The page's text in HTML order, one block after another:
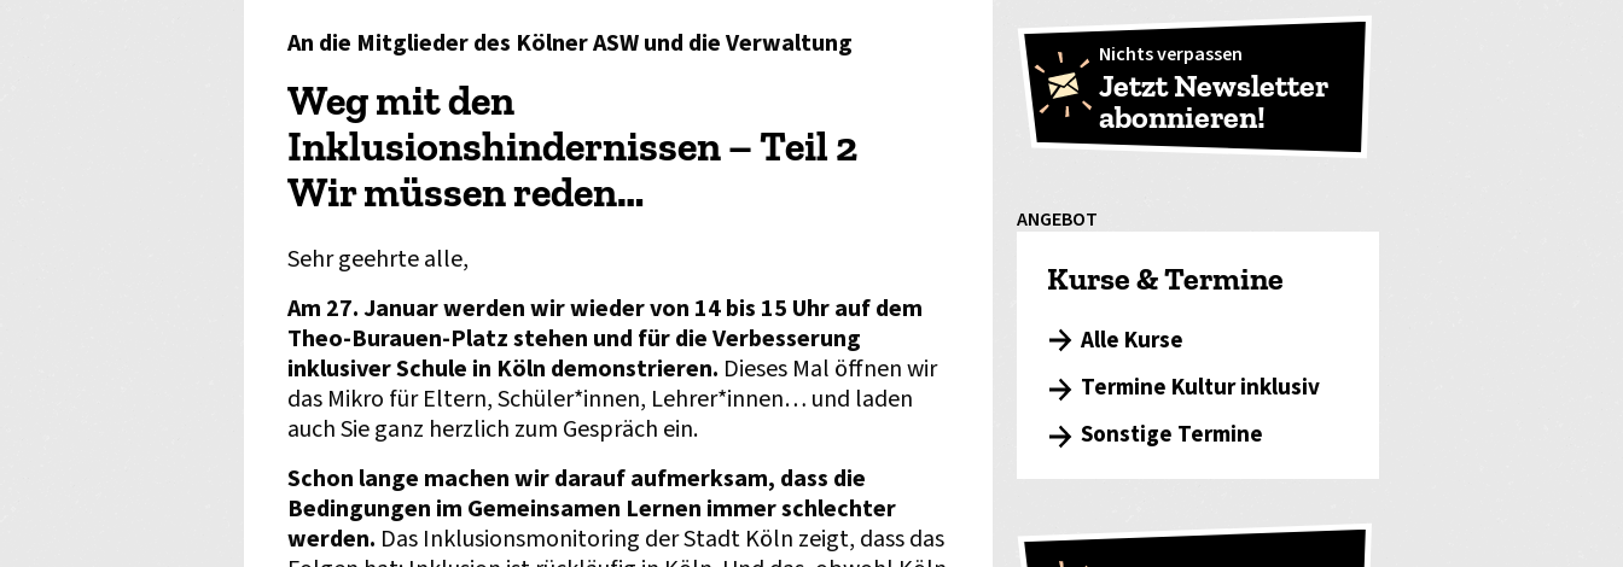
An die Mitglieder des Kölner ASW und die Verwaltung
Weg mit den
Inklusionshindernissen – Teil 2
Wir müssen reden…
Sehr geehrte alle,
Am 27. Januar werden wir wieder von 14 bis 15 Uhr auf dem
Theo-Burauen-Platz stehen und für die Verbesserung
inklusiver Schule in Köln demonstrieren. Dieses Mal öffnen wir
das Mikro für Eltern, Schüler*innen, Lehrer*innen… und laden
auch Sie ganz herzlich zum Gespräch ein.
Schon lange machen wir darauf aufmerksam, dass die
Bedingungen im Gemeinsamen Lernen immer schlechter
werden. Das Inklusionsmonitoring der Stadt Köln zeigt, dass das
Nichts verpassen
Jetzt Newsletter
abonnieren!
ANGEBOT
Kurse & Termine
Alle Kurse
Termine Kultur inklusiv
Sonstige Termine